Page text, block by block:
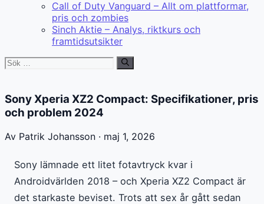
Call of Duty Vanguard – Allt om plattformar,
pris och zombies
Sinch Aktie – Analys, riktkurs och
framtidsutsikter
Sök
Sony Xperia XZ2 Compact: Specifikationer, pris
och problem 2024
Av Patrik Johansson · maj 1, 2026
Sony lämnade ett litet fotavtryck kvar i
Androidvärlden 2018 – och Xperia XZ2 Compact är
det starkaste beviset. Trots att sex år gått sedan